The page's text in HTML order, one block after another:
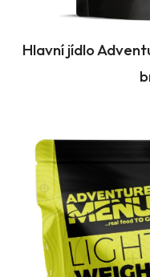
Hlavní jídlo